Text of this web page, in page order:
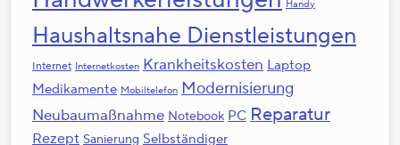
Handy
Haushaltsnahe Dienstleistungen
Internet Internetkosten Krankheitskosten Laptop
Medikamente Mobiltelefon Modernisierung
Neubaumaßnahme Notebook PC Reparatur
Rezept Sanierung Selbständiger